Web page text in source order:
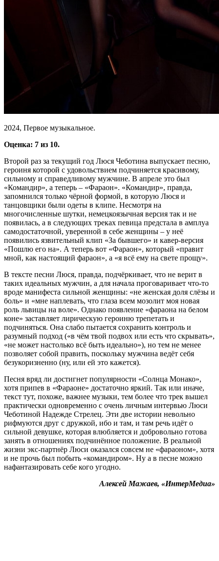
2024, Первое музыкальное.
Оценка: 7 из 10.
Второй раз за текущий год Люся Чеботина выпускает песню,
героиня которой с удовольствием подчиняется красивому,
сильному и справедливому мужчине. В апреле это был
«Командир», а теперь – «Фараон». «Командир», правда,
запомнился только чёрной формой, в которую Люся и
танцовщики были одеты в клипе. Несмотря на
многочисленные шутки, немецкоязычная версия так и не
появилась, а в следующих треках певица предстала в амплуа
самодостаточной, уверенной в себе женщины – у неё
появились язвительный клип «За бывшего» и кавер-версия
«Пошлю его на». А теперь вот «Фараон», который «правит
мной, как настоящий фараон», а «я всё ему на свете прощу».
В тексте песни Люся, правда, подчёркивает, что не верит в
таких идеальных мужчин, а для начала проговаривает что-то
вроде манифеста сильной женщины: «не женская доля слёзы и
боль» и «мне наплевать, что глаза всем мозолит моя новая
роль львицы на воле». Однако появление «фараона на белом
коне» заставляет лирическую героиню трепетать и
подчиняться. Она слабо пытается сохранить контроль и
разумный подход («в чём твой подвох или есть что скрывать»,
«не может настолько всё быть идеально»), но тем не менее
позволяет собой править, поскольку мужчина ведёт себя
безукоризненно (ну, или ей это кажется).
Песня вряд ли достигнет популярности «Солнца Монако»,
хотя припев в «Фараоне» достаточно яркий. Так или иначе,
текст тут, похоже, важнее музыки, тем более что трек вышел
практически одновременно с очень личным интервью Люси
Чеботиной Надежде Стрелец. Эти две истории невольно
рифмуются друг с дружкой, ибо и там, и там речь идёт о
сильной девушке, которая влюбляется и добровольно готова
занять в отношениях подчинённое положение. В реальной
жизни экс-партнёр Люси оказался совсем не «фараоном», хотя
и не прочь был побыть «командиром». Ну а в песне можно
нафантазировать себе кого угодно.
Алексей Мажаев, «ИнтерМедиа»